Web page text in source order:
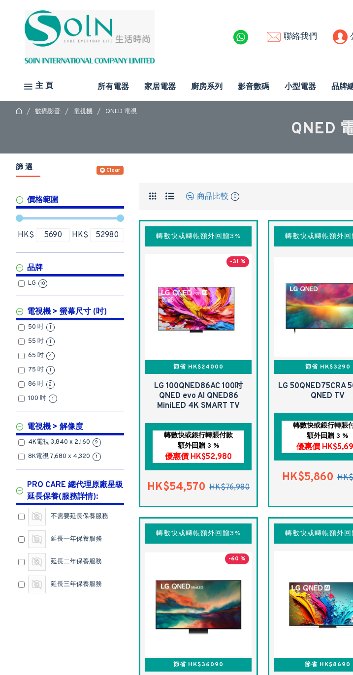
聯絡我們
主 頁 所有電器 家居電器 廚房系列 影音數碼 小型電器 品牌
數碼影音 電視機 QNED 電視
QNED
篩 選 Clear
價格範圍
HK$ HK$
品牌
LG 10
電視機 > 螢幕尺寸 (吋)
50 吋 1
55 吋 1
65 吋 4
75 吋 1
86 吋 2
100 吋 1
電視機 > 解像度
4K電視 3,840 x 2,160 9
8K電視 7,680 x 4,320 1
PRO CARE 總代理原廠星級
延長保養(服務詳情):
不需要延長保養服務
延長一年保養服務
延長二年保養服務
延長三年保養服務
商品比較 0
轉數快或轉帳額外回贈3%
-31 %
節省 HK$24000
LG 100QNED86AC 100吋
QNED evo AI QNED86
MiniLED 4K SMART TV
轉數快或銀行轉賬付款
額外回贈 3 %
優惠價 HK$52,980
HK$54,570 HK$76,980
轉數快或轉帳額外回
節省 HK$3290
LG 50QNED75CRA
QNED TV
轉數快或銀行轉賬
額外回贈 3 %
優惠價
HK$5,860
轉數快或轉帳額外回贈3%
-60 %
節省 HK$36090
轉數快或轉帳額外回
節省 HK$8690